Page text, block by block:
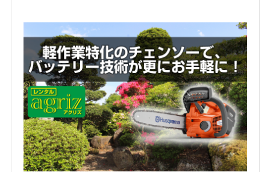
作業用品
補修部品
レンタル
ブログ